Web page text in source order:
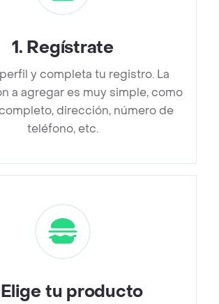
1. Regístrate
y completa tu registro. La
a agregar es muy simple, como
dirección, número de
teléfono, etc.
Elige tu producto